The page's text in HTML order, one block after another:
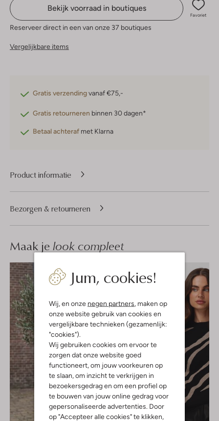
Jum, cookies!
Wij, en onze negen partners , maken op
onze website gebruik van cookies en
vergelijkbare technieken (gezamenlijk:
"cookies").
Wij gebruiken cookies om ervoor te
zorgen dat onze website goed
functioneert, om jouw voorkeuren op
te slaan, om inzicht te verkrijgen in
bezoekersgedrag en om een profiel op
te bouwen van jouw online gedrag voor
gepersonaliseerde advertenties. Door
op "Accepteer alle cookies" te klikken,
Bekijk voorraad in boutiques
Favoriet
Reserveer direct in een van onze 37 boutiques
Vergelijkbare items
Gratis verzendingvanaf €75,-
Gratis retourneren binnen 30 dagen*
Betaal achteraf met Klarna
Product informatie
Bezorgen & retourneren
Maak je look compleet